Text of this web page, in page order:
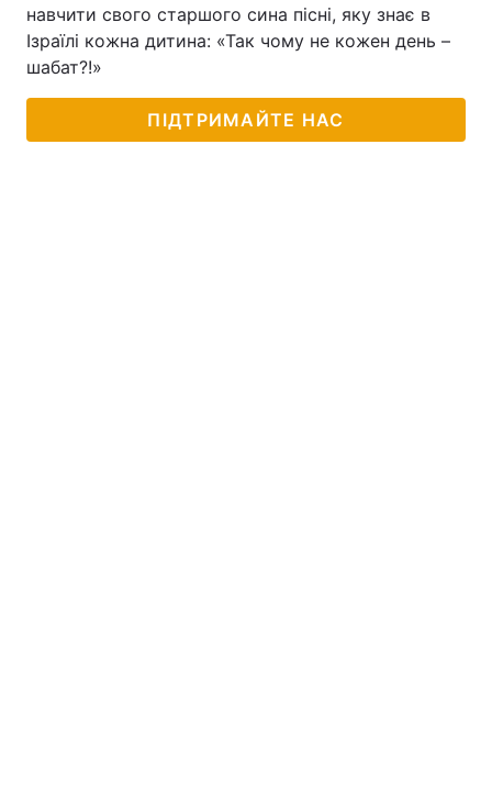
навчити свого старшого сина пісні, яку знає в
Ізраїлі кожна дитина: «Так чому не кожен день –
шабат?!»
ПІДТРИМАЙТЕ НАС